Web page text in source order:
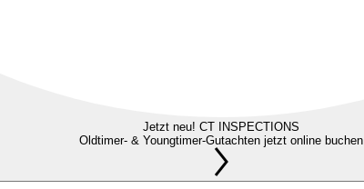
Jetzt neu! CT INSPECTIONS
Oldtimer- & Youngtimer-Gutachten jetzt online buchen